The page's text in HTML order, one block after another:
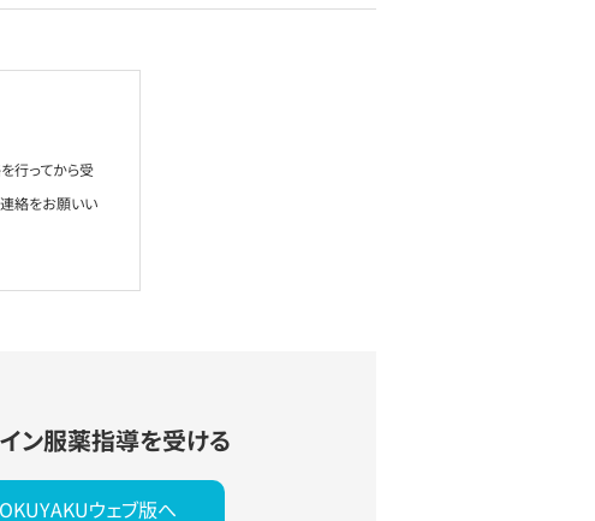
行ってから受
絡をお願いい
ン服薬指導を受ける
ウェブ版へ